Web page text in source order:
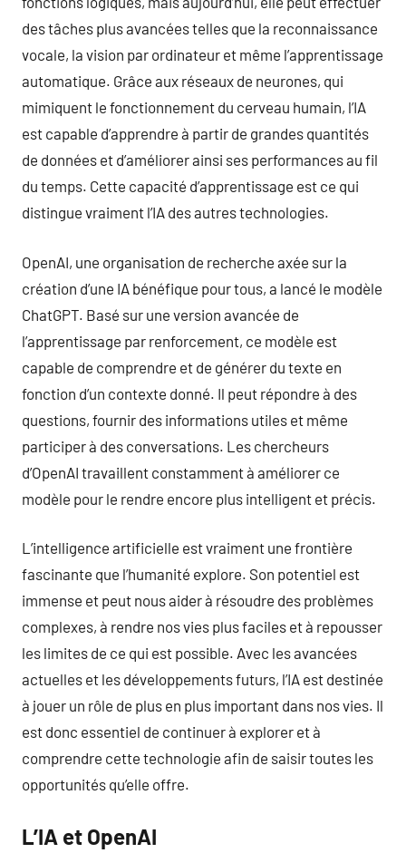
des tâches plus avancées telles que la reconnaissance
vocale, la vision par ordinateur et même l’apprentissage
automatique. Grâce aux réseaux de neurones, qui
mimiquent le fonctionnement du cerveau humain, l’IA
est capable d’apprendre à partir de grandes quantités
de données et d’améliorer ainsi ses performances au fil
du temps. Cette capacité d’apprentissage est ce qui
distingue vraiment l’IA des autres technologies.
OpenAI, une organisation de recherche axée sur la
création d’une IA bénéfique pour tous, a lancé le modèle
ChatGPT. Basé sur une version avancée de
l’apprentissage par renforcement, ce modèle est
capable de comprendre et de générer du texte en
fonction d’un contexte donné. Il peut répondre à des
questions, fournir des informations utiles et même
participer à des conversations. Les chercheurs
d’OpenAI travaillent constamment à améliorer ce
modèle pour le rendre encore plus intelligent et précis.
L’intelligence artificielle est vraiment une frontière
fascinante que l’humanité explore. Son potentiel est
immense et peut nous aider à résoudre des problèmes
complexes, à rendre nos vies plus faciles et à repousser
les limites de ce qui est possible. Avec les avancées
actuelles et les développements futurs, l’IA est destinée
à jouer un rôle de plus en plus important dans nos vies. Il
est donc essentiel de continuer à explorer et à
comprendre cette technologie afin de saisir toutes les
opportunités qu’elle offre.
L’IA et OpenAI